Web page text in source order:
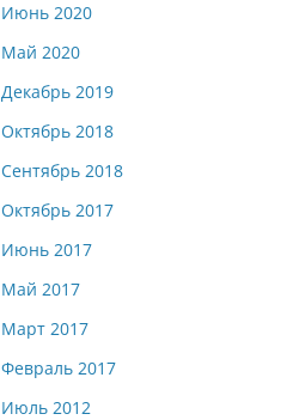
Июнь 2020
Май 2020
Декабрь 2019
Октябрь 2018
Сентябрь 2018
Октябрь 2017
Июнь 2017
Май 2017
Март 2017
Февраль 2017
Июль 2012